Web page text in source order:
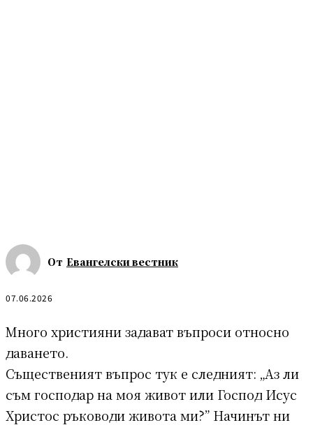
От Евангелски вестник
07.06.2026
Много християни задават въпроси относно
даването.
Същественият въпрос тук е следният: „Аз ли
съм господар на моя живот или Господ Исус
Христос ръководи живота ми?” Начинът ни